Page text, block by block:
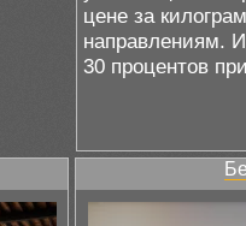
цене за
направлениям.
30 процентов